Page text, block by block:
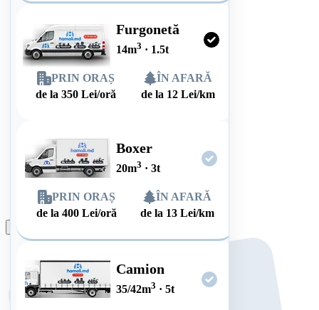
Furgonetă
14m3 · 1.5t
PRIN ORAȘ
de la 350 Lei/oră
ÎN AFARĂ
de la 12 Lei/km
Boxer
20m3 · 3t
PRIN ORAȘ
de la400 Lei/oră
ÎN AFARĂ
de la 13 Lei/km
Camion
35/42m3 · 5t
Plasează comanda